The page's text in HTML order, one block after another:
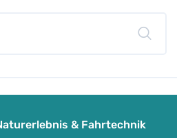
& Fahrtechnik